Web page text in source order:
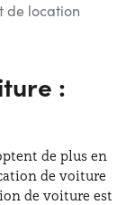
de location
:
de plus en
de voiture
de voiture est